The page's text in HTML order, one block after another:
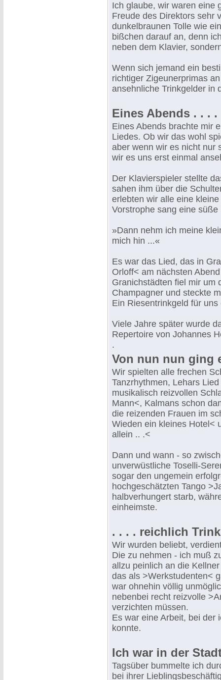
Ich glaube, wir waren eine
Freude des Direktors sehr
dunkelbraunen Tolle wie
bißchen darauf an, denn
neben dem Klavier,
Wenn sich jemand ein
richtiger Zigeunerprimas
ansehnliche Trinkgelder in
Eines Abends . . . .
Eines Abends brachte mir
Liedes. Ob wir das wohl
aber wenn wir es nicht nur
wir es uns erst einmal
Der Klavierspieler stellte
sahen ihm über die
erlebten wir alle eine
Vorstrophe sang eine
»Dann nehm ich meine
mich hin ...«
Es war das Lied, das in
Orloff< am nächsten
Granichstädten fiel mir um
Champagner und steckte
Ein Riesentrinkgeld für uns
Viele Jahre später wurde
Repertoire von Johannes
.
Von nun nun ging
Wir spielten alle frechen
Tanzrhythmen, Lehars
musikalisch reizvollen
Mann<, Kalmans schon
die reizenden Frauen im
Wieden ein kleines Hotel<
allein .. .<
Dann und wann - so
unverwüstliche Toselli-
sogar den ungemein
hochgeschätzten Tango
halbverhungert starb,
einheimste.
. . . . reichlich
Wir wurden beliebt,
Die zu nehmen - ich muß
allzu peinlich an die
das als >Werkstudenten<
war ohnehin völlig
nebenbei recht reizvolle
verzichten müssen.
Es war eine Arbeit, bei der
konnte.
Ich war in der
Tagsüber bummelte ich
bei ihrer